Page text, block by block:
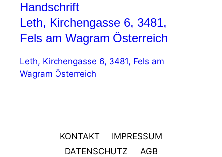
Handschrift
Leth, Kirchengasse 6, 3481,
Fels am Wagram Österreich
Leth, Kirchengasse 6, 3481, Fels am
Wagram Österreich
KONTAKT
IMPRESSUM
DATENSCHUTZ
AGB